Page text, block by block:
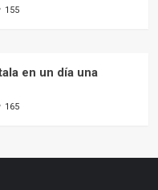
155
en un día una
165